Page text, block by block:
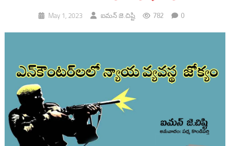
May 1, 2023 ఐమన్ జె.చిష్టి 782 0